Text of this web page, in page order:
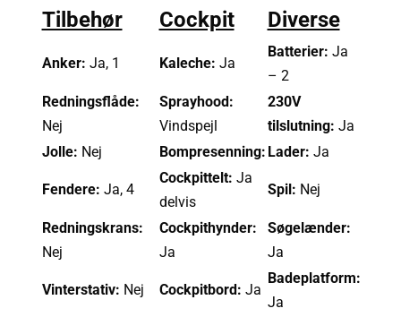
Tilbehør Cockpit Diverse
Anker: Ja, 1 Kaleche: Ja
Batterier: Ja
– 2
Redningsflåde:
Nej
Sprayhood:
Vindspejl
230V
tilslutning: Ja
Jolle: Nej Bompresenning: Lader: Ja
Fendere: Ja, 4
Cockpittelt: Ja
delvis
Spil: Nej
Redningskrans:
Nej
Cockpithynder:
Ja
Søgelænder:
Ja
Vinterstativ: Nej Cockpitbord: Ja
Badeplatform:
Ja